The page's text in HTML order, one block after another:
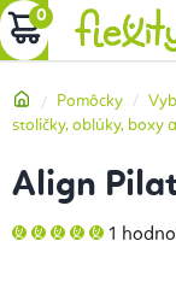
Prejsť
na
NÁKUPNÝ
DomovPomôcky
stoličky, oblúky, boxy
Align
1